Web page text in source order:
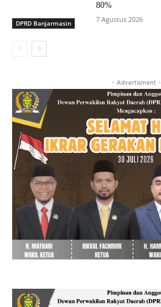
DPRD Banjarmasin
80%
7 Agustus 2026
- Advertisment -